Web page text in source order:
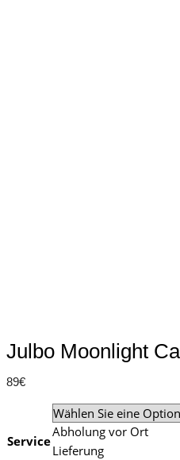
Julbo Moonlight
89€
Service
Abholung vor Ort
Lieferung